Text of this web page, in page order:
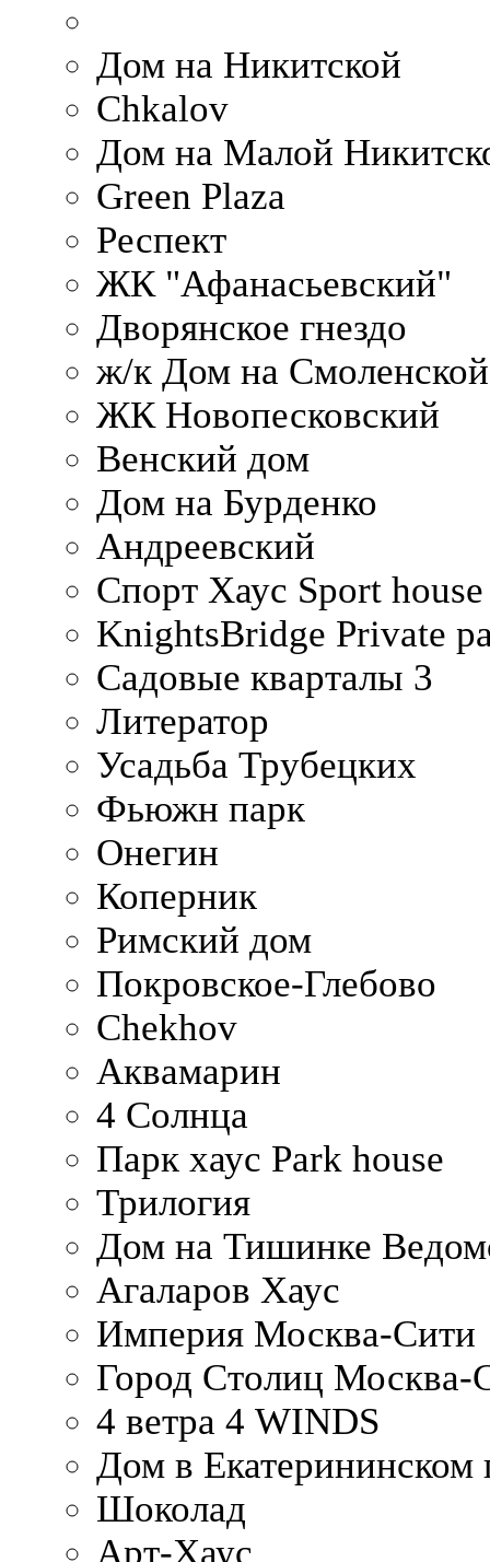
Дом на Никитской
Chkalov
Дом на Малой
Green Plaza
Респект
ЖК "Афанасьевский"
Дворянское гнездо
ж/к Дом на
ЖК Новопесковский
Венский дом
Дом на Бурденко
Андреевский
Спорт Хаус Sport house
KnightsBridge Private
Садовые кварталы 3
Литератор
Усадьба Трубецких
Фьюжн парк
Онегин
Коперник
Римский дом
Покровское-Глебово
Chekhov
Аквамарин
4 Солнца
Парк хаус Park house
Трилогия
Дом на Тишинке
Агаларов Хаус
Империя Москва-Сити
Город Столиц Москва-
4 ветра 4 WINDS
Дом в Екатерининском
Шоколад
Арт-Хаус